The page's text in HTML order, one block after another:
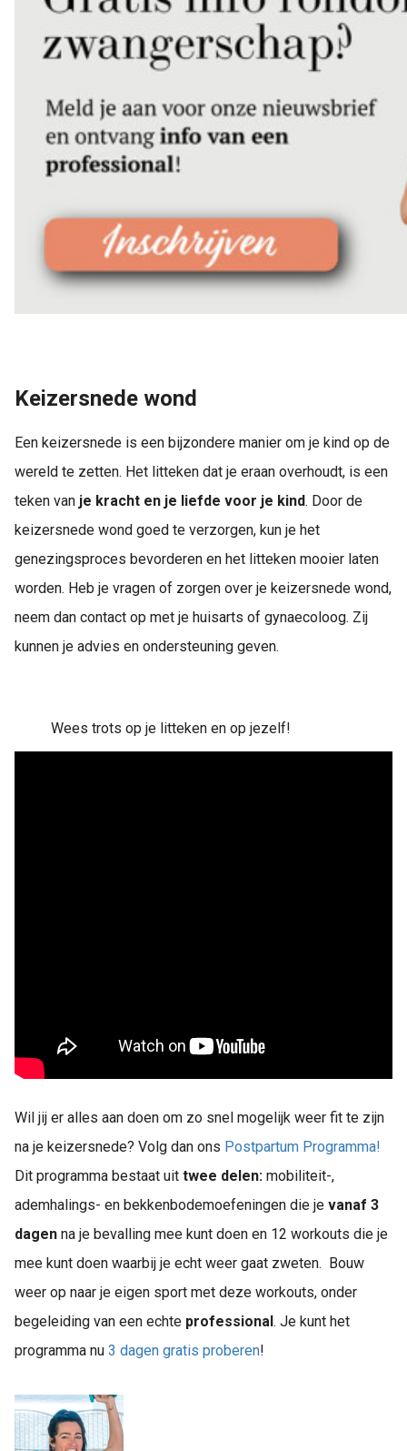
Keizersnede wond
Een keizersnede is een bijzondere manier om je kind op de
wereld te zetten. Het litteken dat je eraan overhoudt, is een
teken van je kracht en je liefde voor je kind. Door de
keizersnede wond goed te verzorgen, kun je het
genezingsproces bevorderen en het litteken mooier laten
worden. Heb je vragen of zorgen over je keizersnede wond,
neem dan contact op met je huisarts of gynaecoloog. Zij
kunnen je advies en ondersteuning geven.
Wees trots op je litteken en op jezelf!
Wil jij er alles aan doen om zo snel mogelijk weer fit te zijn
na je keizersnede? Volg dan ons Postpartum Programma!
Dit programma bestaat uit twee delen: mobiliteit-,
ademhalings- en bekkenbodemoefeningen die je vanaf 3
dagen na je bevalling mee kunt doen en 12 workouts die je
mee kunt doen waarbij je echt weer gaat zweten. Bouw
weer op naar je eigen sport met deze workouts, onder
begeleiding van een echte professional . Je kunt het
programma nu 3 dagen gratis proberen!